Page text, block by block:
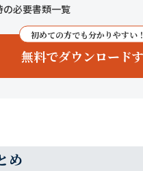
の必要書類一覧
初めての方でも分かりやすい！
無料でダウンロード
め